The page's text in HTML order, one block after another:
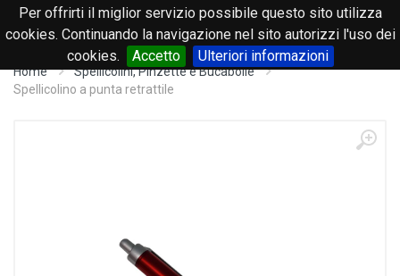
Per offrirti il miglior servizio possibile questo sito utilizza
cookies. Continuando la navigazione nel sito autorizzi l'uso dei
cookies.
Accetto Ulteriori informazioni
0
Home
Spellicolini, Pinzette e Bucabolle
Spellicolino a punta retrattile